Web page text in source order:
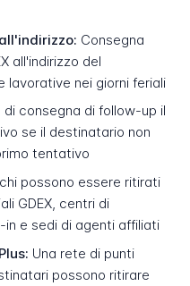
Consegna
all'indirizzo del
lavorative nei giorni feriali
consegna di follow-up il
se il destinatario non
tentativo
possono essere ritirati
GDEX, centri di
e sedi di agenti affiliati
Una rete di punti
possono ritirare